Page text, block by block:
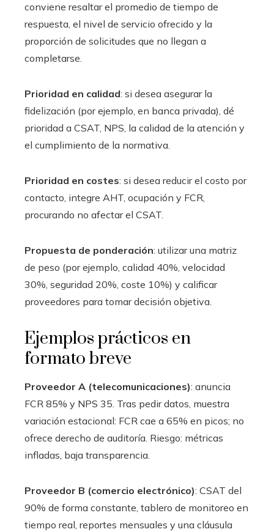
conviene resaltar el promedio de tiempo de
respuesta, el nivel de servicio ofrecido y la
proporción de solicitudes que no llegan a
completarse.
Prioridad en calidad: si desea asegurar la
fidelización (por ejemplo, en banca privada), dé
prioridad a CSAT, NPS, la calidad de la atención y
el cumplimiento de la normativa.
Prioridad en costes: si desea reducir el costo por
contacto, integre AHT, ocupación y FCR,
procurando no afectar el CSAT.
Propuesta de ponderación: utilizar una matriz
de peso (por ejemplo, calidad 40%, velocidad
30%, seguridad 20%, coste 10%) y calificar
proveedores para tomar decisión objetiva.
Ejemplos prácticos en
formato breve
Proveedor A (telecomunicaciones): anuncia
FCR 85% y NPS 35. Tras pedir datos, muestra
variación estacional: FCR cae a 65% en picos; no
ofrece derecho de auditoría. Riesgo: métricas
infladas, baja transparencia.
Proveedor B (comercio electrónico): CSAT del
90% de forma constante, tablero de monitoreo en
tiempo real, reportes mensuales y una cláusula